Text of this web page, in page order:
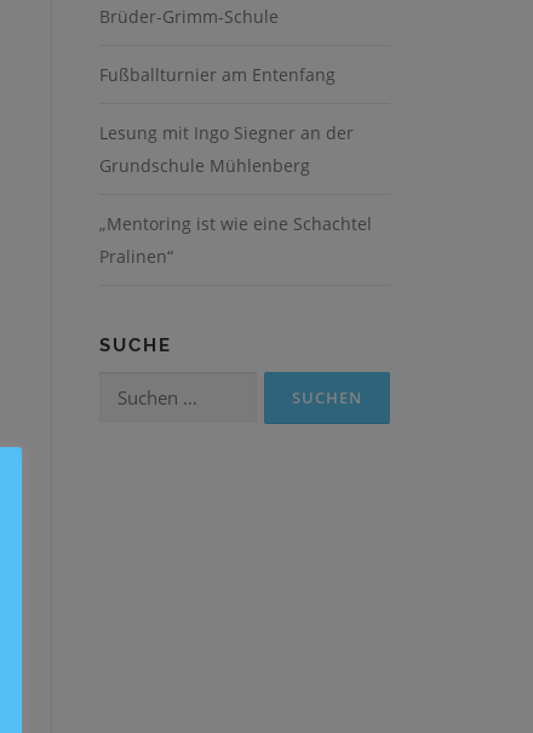
Brüder-Grimm-Schule
Fußballturnier am Entenfang
Lesung mit Ingo Siegner an der
Grundschule Mühlenberg
„Mentoring ist wie eine Schachtel
Pralinen“
SUCHE
Suchen